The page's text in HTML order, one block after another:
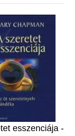
esszenciája -